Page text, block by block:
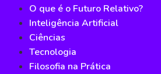
O que é o Futuro Relativo?
Inteligência Artificial
Ciências
Tecnologia
Filosofia na Prática